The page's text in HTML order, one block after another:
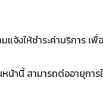
งให้ชำระค่าบริการ เ
นี้ สามารถต่ออายุการ